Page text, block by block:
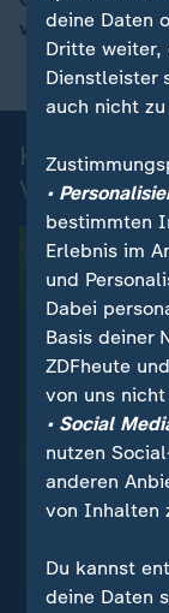
verletzt, mehr
Videos
Ungefährlich für
Mehr
Deutschland
Video
deine Daten
Dritte weiter,
Dienstleister
auch nicht
•
bestimmten
Erlebnis im
und
Dabei
Basis deiner
ZDFheute
von uns
• Social
nutzen
anderen
von Inhalten
Du kannst
deine Daten